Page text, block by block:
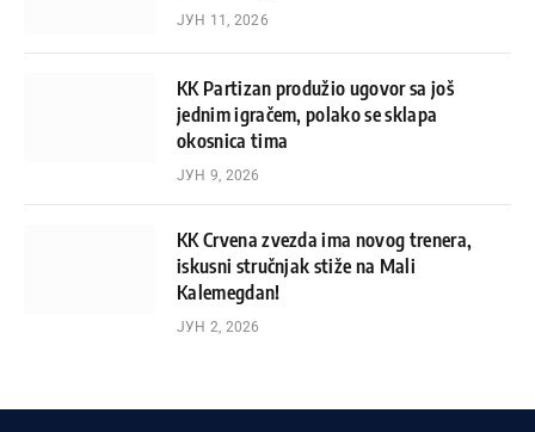
ЈУН 11, 2026
KK Partizan produžio ugovor sa još
jednim igračem, polako se sklapa
okosnica tima
ЈУН 9, 2026
KK Crvena zvezda ima novog trenera,
iskusni stručnjak stiže na Mali
Kalemegdan!
ЈУН 2, 2026